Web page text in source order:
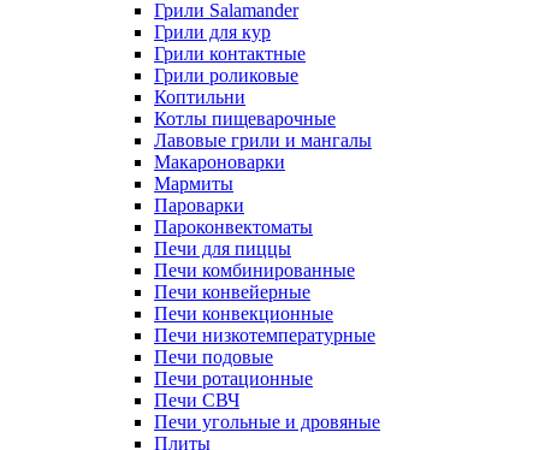
Грили Salamander
Грили для кур
Грили контактные
Грили роликовые
Коптильни
Котлы пищеварочные
Лавовые грили и мангалы
Макароноварки
Мармиты
Пароварки
Пароконвектоматы
Печи для пиццы
Печи комбинированные
Печи конвейерные
Печи конвекционные
Печи низкотемпературные
Печи подовые
Печи ротационные
Печи СВЧ
Печи угольные и дровяные
Плиты